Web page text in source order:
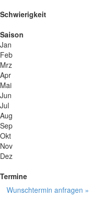
Schwierigkeit
Saison
Jan
Feb
Mrz
Apr
Mai
Jun
Jul
Aug
Sep
Okt
Nov
Dez
Termine
Wunschtermin anfragen »